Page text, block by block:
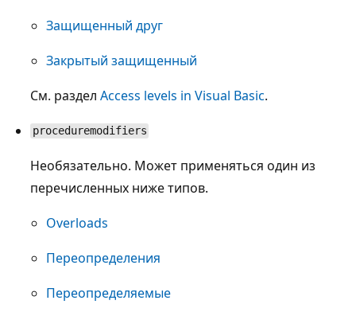
Защищенный друг
Закрытый защищенный
См. раздел Access levels in Visual Basic.
proceduremodifiers
Необязательно. Может применяться один из
перечисленных ниже типов.
Overloads
Переопределения
Переопределяемые